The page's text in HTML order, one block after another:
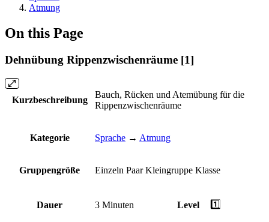
Atmung
On this Page
Dehnübung Rippenzwischenräume [1]
Kurzbeschreibung
Bauch, Rücken und Atemübung für die
Rippenzwischenräume
Kategorie Sprache → Atmung
Gruppengröße Einzeln Paar Kleingruppe Klasse
Dauer 3 Minuten Level 1️⃣